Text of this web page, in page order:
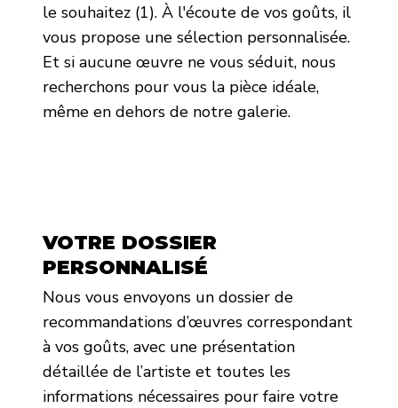
le souhaitez (1). À l'écoute de vos goûts, il
vous propose une sélection personnalisée.
Et si aucune œuvre ne vous séduit, nous
recherchons pour vous la pièce idéale,
même en dehors de notre galerie.
VOTRE DOSSIER
PERSONNALISÉ
Nous vous envoyons un dossier de
recommandations d’œuvres correspondant
à vos goûts, avec une présentation
détaillée de l’artiste et toutes les
informations nécessaires pour faire votre